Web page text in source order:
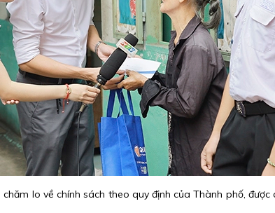
lo về chính sách theo quy định của Thành phố,